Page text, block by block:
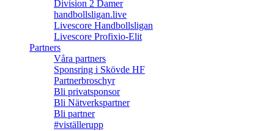
Division 2 Damer
handbollsligan.live
Livescore Handbollsligan
Livescore Profixio-Elit
Partners
Våra partners
Sponsring i Skövde HF
Partnerbroschyr
Bli privatsponsor
Bli Nätverkspartner
Bli partner
#viställerupp